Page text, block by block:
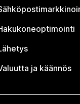
ja käännös